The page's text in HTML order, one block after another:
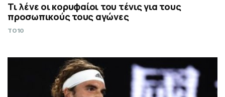
Τι λένε οι κορυφαίοι του τένις για τους
προσωπικούς τους αγώνες
TO10